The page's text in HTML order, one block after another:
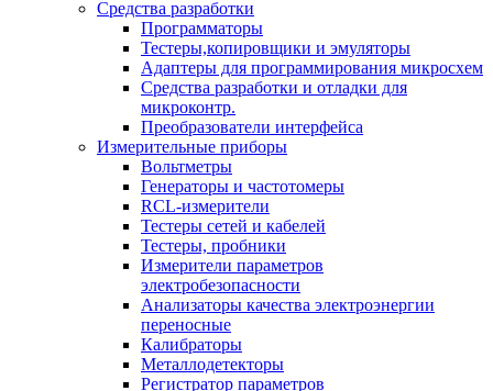
Средства разработки
Программаторы
Тестеры,копировщики и эмуляторы
Адаптеры для программирования микросхем
Cредства разработки и отладки для
микроконтр.
Преобразователи интерфейса
Измерительные приборы
Вольтметры
Генераторы и частотомеры
RCL-измерители
Тестеры сетей и кабелей
Тестеры, пробники
Измерители параметров
электробезопасности
Анализаторы качества электроэнергии
переносные
Калибраторы
Металлодетекторы
Регистратор параметров